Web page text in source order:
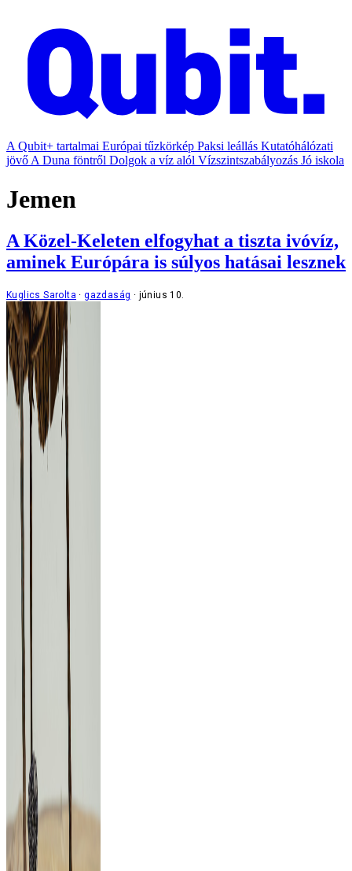
A Qubit+ tartalmai Európai tűzkörkép Paksi leállás Kutatóhálózati
jövő A Duna föntről Dolgok a víz alól Vízszintszabályozás Jó iskola
Jemen
A Közel-Keleten elfogyhat a tiszta ivóvíz,
aminek Európára is súlyos hatásai lesznek
Kuglics Sarolta gazdaság június 10.